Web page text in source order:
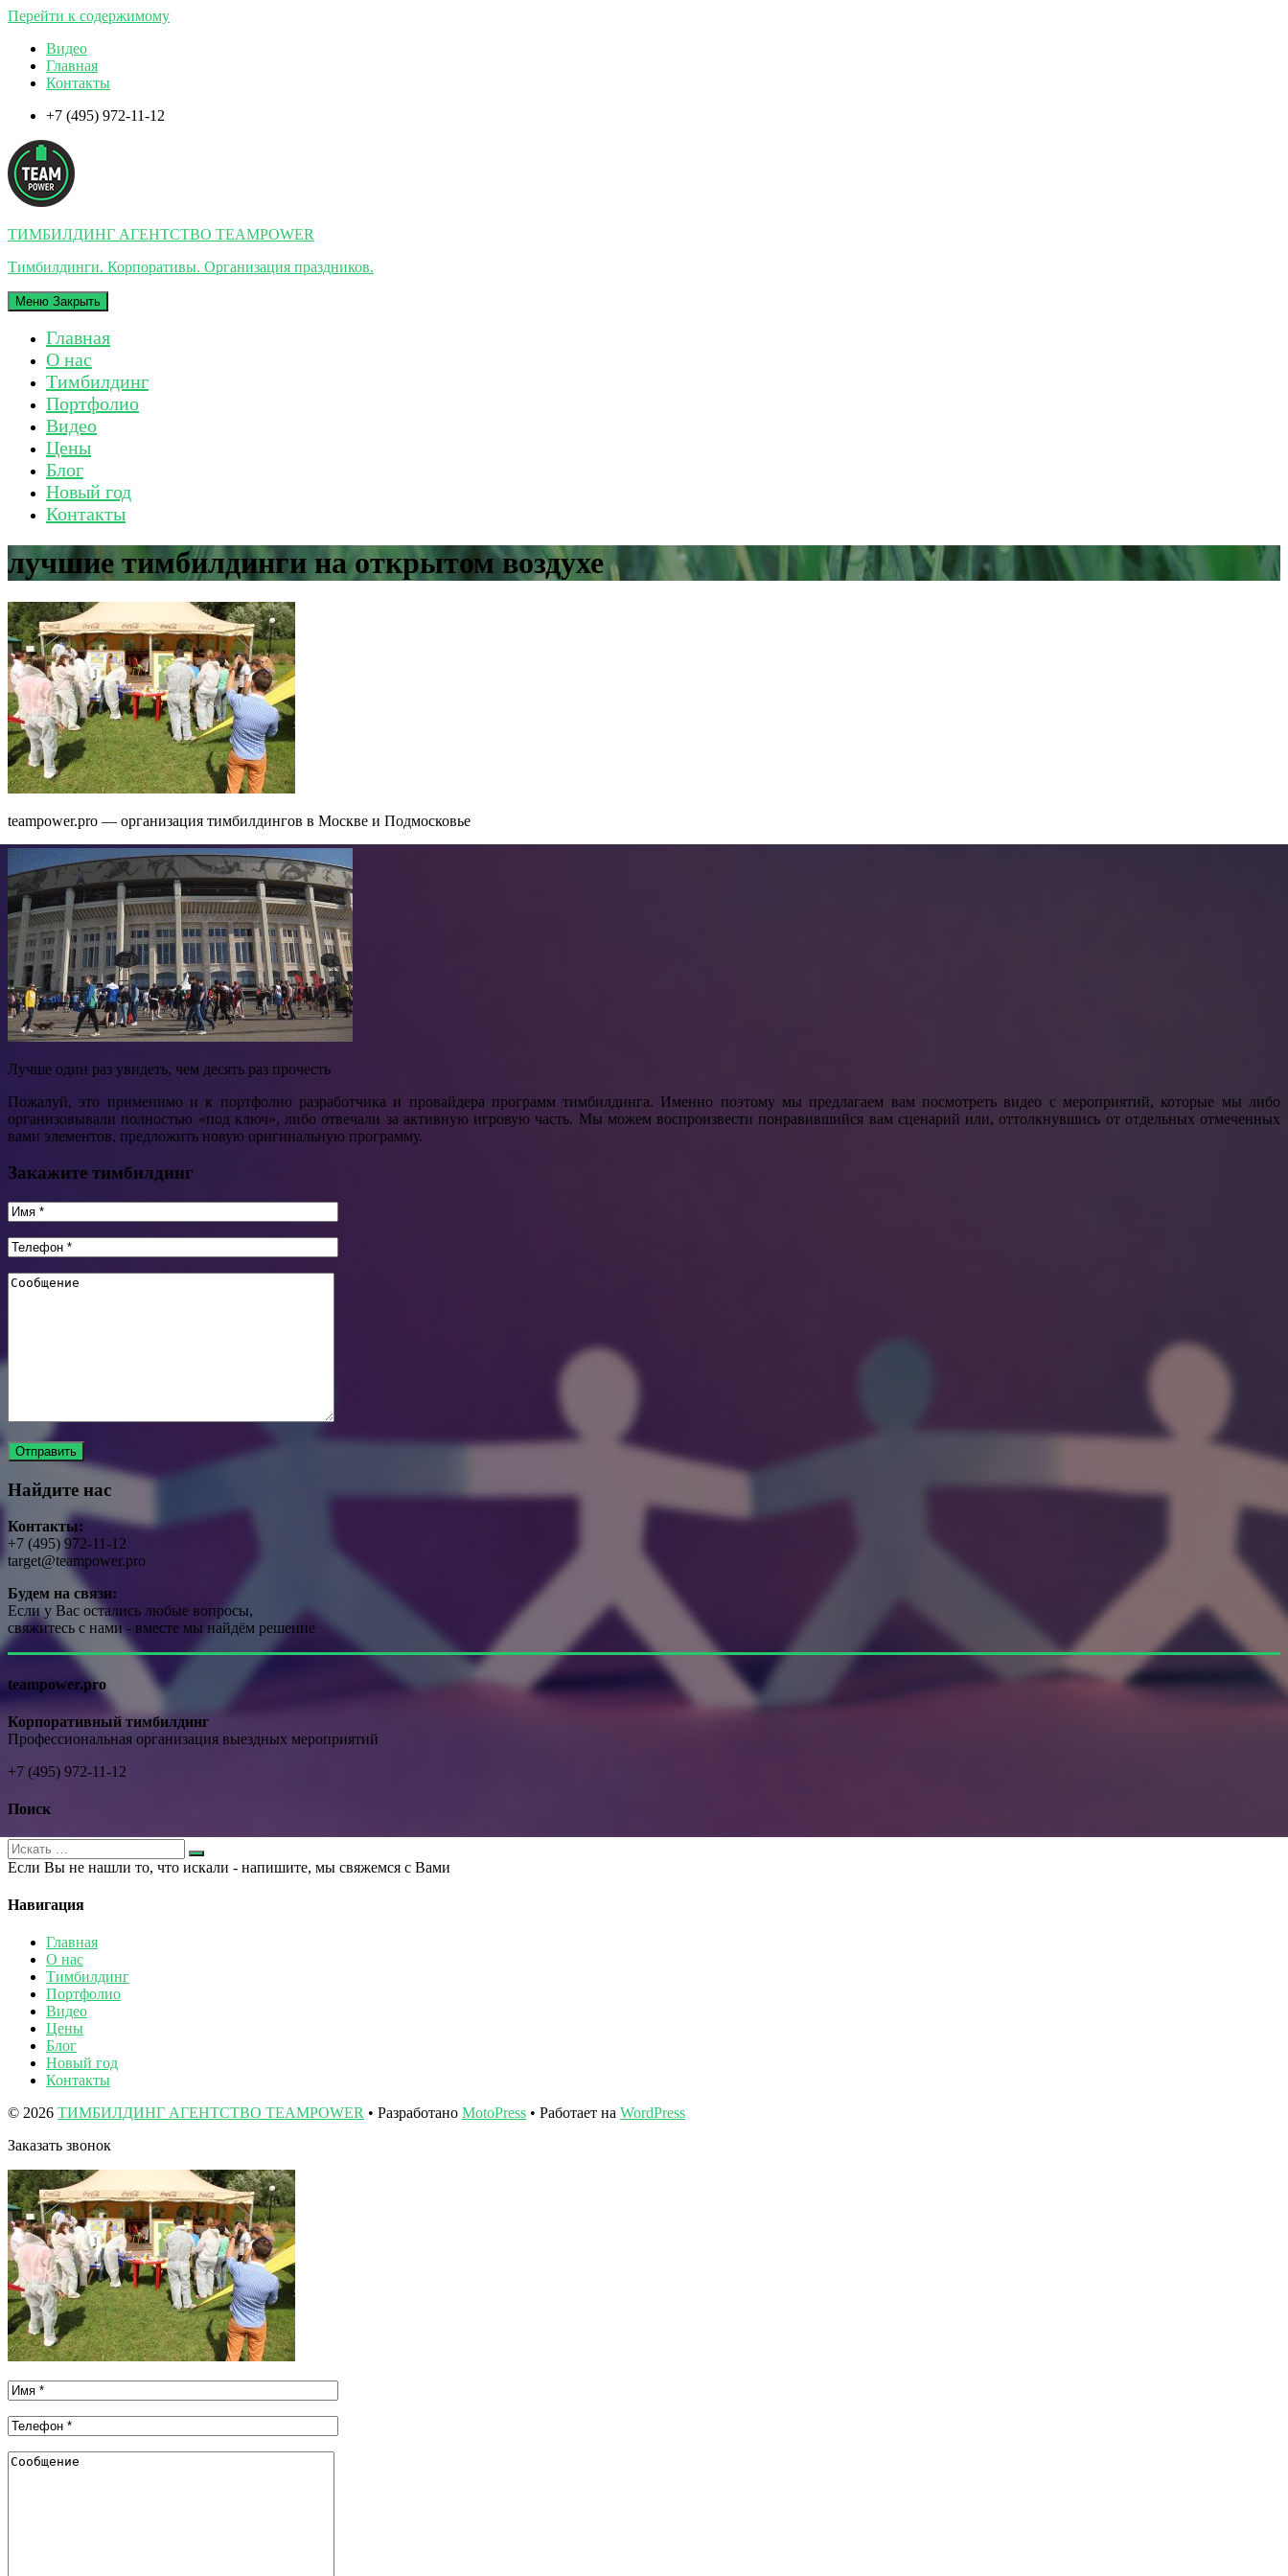
Перейти к содержимому
Видео
Главная
Контакты
+7 (495) 972-11-12
ТИМБИЛДИНГ АГЕНТСТВО TEAMPOWER
Тимбилдинги. Корпоративы. Организация праздников.
Меню Закрыть
Главная
О нас
Тимбилдинг
Портфолио
Видео
Цены
Блог
Новый год
Контакты
лучшие тимбилдинги на открытом воздухе
teampower.pro — организация тимбилдингов в Москве и Подмосковье
Лучше один раз увидеть, чем десять раз прочесть
Пожалуй, это применимо и к портфолио разработчика и провайдера программ тимбилдинга. Именно поэтому мы предлагаем вам посмотреть видео с мероприятий, которые мы либо
организовывали полностью «под ключ», либо отвечали за активную игровую часть. Мы можем воспроизвести понравившийся вам сценарий или, оттолкнувшись от отдельных отмеченных
вами элементов, предложить новую оригинальную программу.
Закажите тимбилдинг
Найдите нас
Контакты:
+7 (495) 972-11-12
target@teampower.pro
Будем на связи:
Если у Вас остались любые вопросы,
свяжитесь с нами - вместе мы найдём решение
teampower.pro
Корпоративный тимбилдинг
Профессиональная организация выездных мероприятий
+7 (495) 972-11-12
Поиск
Если Вы не нашли то, что искали - напишите, мы свяжемся с Вами
Навигация
Главная
О нас
Тимбилдинг
Портфолио
Видео
Цены
Блог
Новый год
Контакты
© 2026 ТИМБИЛДИНГ АГЕНТСТВО TEAMPOWER • Разработано MotoPress • Работает на WordPress
Заказать звонок